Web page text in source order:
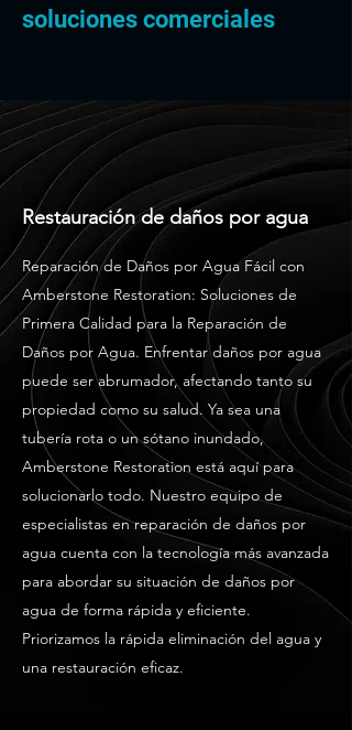
soluciones comerciales
Restauración de daños por agua
Reparación de Daños por Agua Fácil con
Amberstone Restoration: Soluciones de
Primera Calidad para la Reparación de
Daños por Agua. Enfrentar daños por agua
puede ser abrumador, afectando tanto su
propiedad como su salud. Ya sea una
tubería rota o un sótano inundado,
Amberstone Restoration está aquí para
solucionarlo todo. Nuestro equipo de
especialistas en reparación de daños por
agua cuenta con la tecnología más avanzada
para abordar su situación de daños por
agua de forma rápida y eficiente.
Priorizamos la rápida eliminación del agua y
una restauración eficaz.